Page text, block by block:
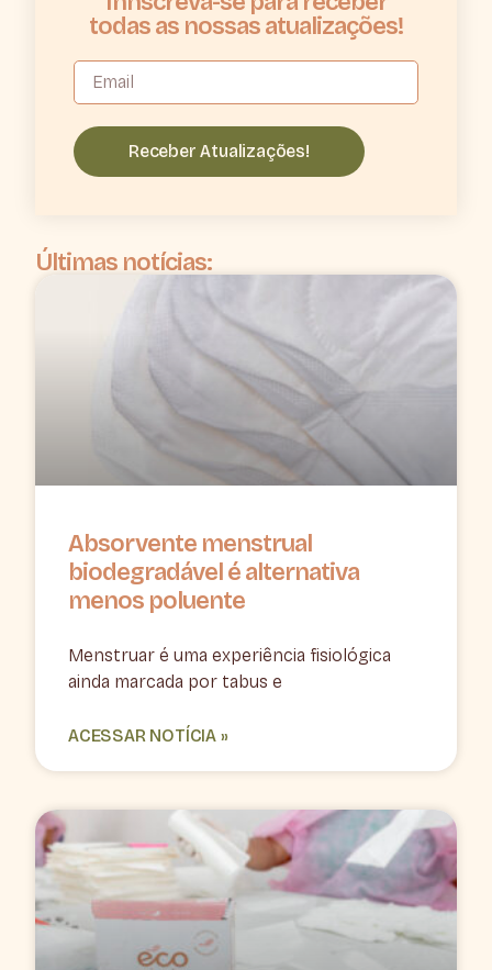
todas as nossas atualizações!
Receber Atualizações!
Últimas notícias:
Absorvente menstrual
biodegradável é alternativa
menos poluente
Menstruar é uma experiência fisiológica
ainda marcada por tabus e
ACESSAR NOTÍCIA »